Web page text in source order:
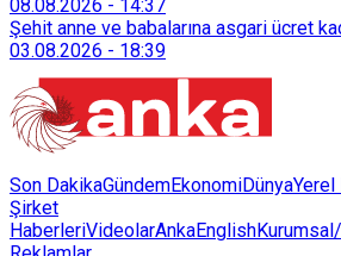
08.08.2026 - 14:37
Şehit anne ve babalarına asgari ücret
03.08.2026 - 18:39
Son DakikaGündemEkonomiDünyaYerel
Şirket
HaberleriVideolarAnkaEnglish